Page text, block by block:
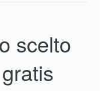
scelto